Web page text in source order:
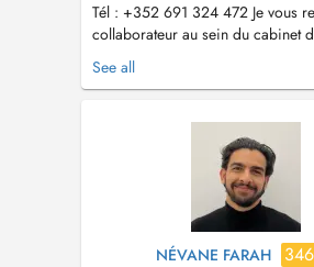
Tél : +352 691 324 472 Je vous
collaborateur au sein du cabinet
KERMANI Pegah au 2A rue de la
Luxembourg gare uniquement : -
française reconnue en 5ans,
plus de 10 ans avec une
See all
NÉVANE FARAH 346